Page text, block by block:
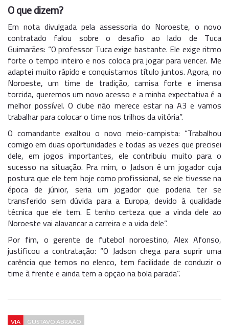
O que dizem?
Em nota divulgada pela assessoria do Noroeste, o novo
contratado falou sobre o desafio ao lado de Tuca
Guimarães: “O professor Tuca exige bastante. Ele exige ritmo
forte o tempo inteiro e nos coloca pra jogar para vencer. Me
adaptei muito rápido e conquistamos título juntos. Agora, no
Noroeste, um time de tradição, camisa forte e imensa
torcida, queremos um novo acesso e a minha expectativa é a
melhor possível. O clube não merece estar na A3 e vamos
trabalhar para colocar o time nos trilhos da vitória”.
O comandante exaltou o novo meio-campista: “Trabalhou
comigo em duas oportunidades e todas as vezes que precisei
dele, em jogos importantes, ele contribuiu muito para o
sucesso na situação. Pra mim, o Jadson é um jogador cuja
postura que ele tem hoje como profissional, se ele tivesse na
época de júnior, seria um jogador que poderia ter se
transferido sem dúvida para a Europa, devido à qualidade
técnica que ele tem. E tenho certeza que a vinda dele ao
Noroeste vai alavancar a carreira e a vida dele”.
Por fim, o gerente de futebol noroestino, Alex Afonso,
justificou a contratação: “O Jadson chega para suprir uma
carência que temos no elenco, tem facilidade de conduzir o
time à frente e ainda tem a opção na bola parada”.
VIA GUSTAVO ABRAÃO